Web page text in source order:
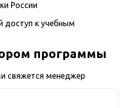
России
доступ к учебным
программы
свяжется менеджер